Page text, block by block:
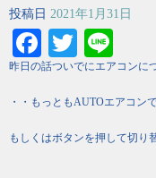
投稿日 2021年1月31日
Facebook
Twitter
昨日の話ついでにエアコンに
・・もっともAUTOエアコン
もしくはボタンを押して切り